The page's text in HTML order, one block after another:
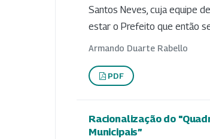
Santos Neves, cuja equipe
estar o Prefeito que então
Armando Duarte Rabello
PDF
Racionalização do
Municipais”